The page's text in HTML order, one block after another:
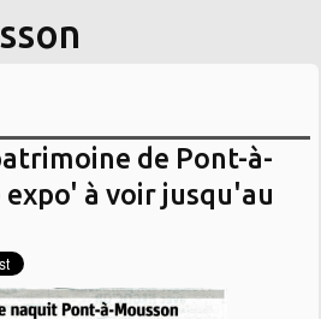
de Pont-à-
expo' à voir jusqu'au